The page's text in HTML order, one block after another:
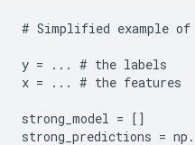
# Simplified example of
y = ... # the labels
x = ... # the features
strong_model = []
strong_predictions = np .